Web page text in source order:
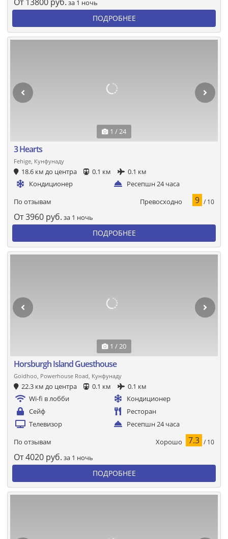
за 1 ночь
ПОДРОБНЕЕ
1 / 24
3 Hearts
Fehige, Кунфунаду
18.6 км до центра 0.1 км
0.1 км
Кондиционер
Ресепшн 24 часа
По отзывам Превосходно 9 / 10
От3960 руб. за 1 ночь
ПОДРОБНЕЕ
1 / 20
Horsburgh Island Guesthouse
Goidhoo, Powerhouse Road, Кунфунаду
22.3 км до центра 0.1 км
0.1 км
Wi-fi в лобби
Кондиционер
Сейф
Ресторан
Телевизор
Ресепшн 24 часа
По отзывам Хорошо 7.3 / 10
От4020 руб. за 1 ночь
ПОДРОБНЕЕ